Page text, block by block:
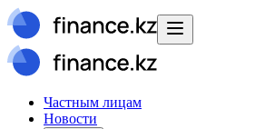
Частным лицам
Новости